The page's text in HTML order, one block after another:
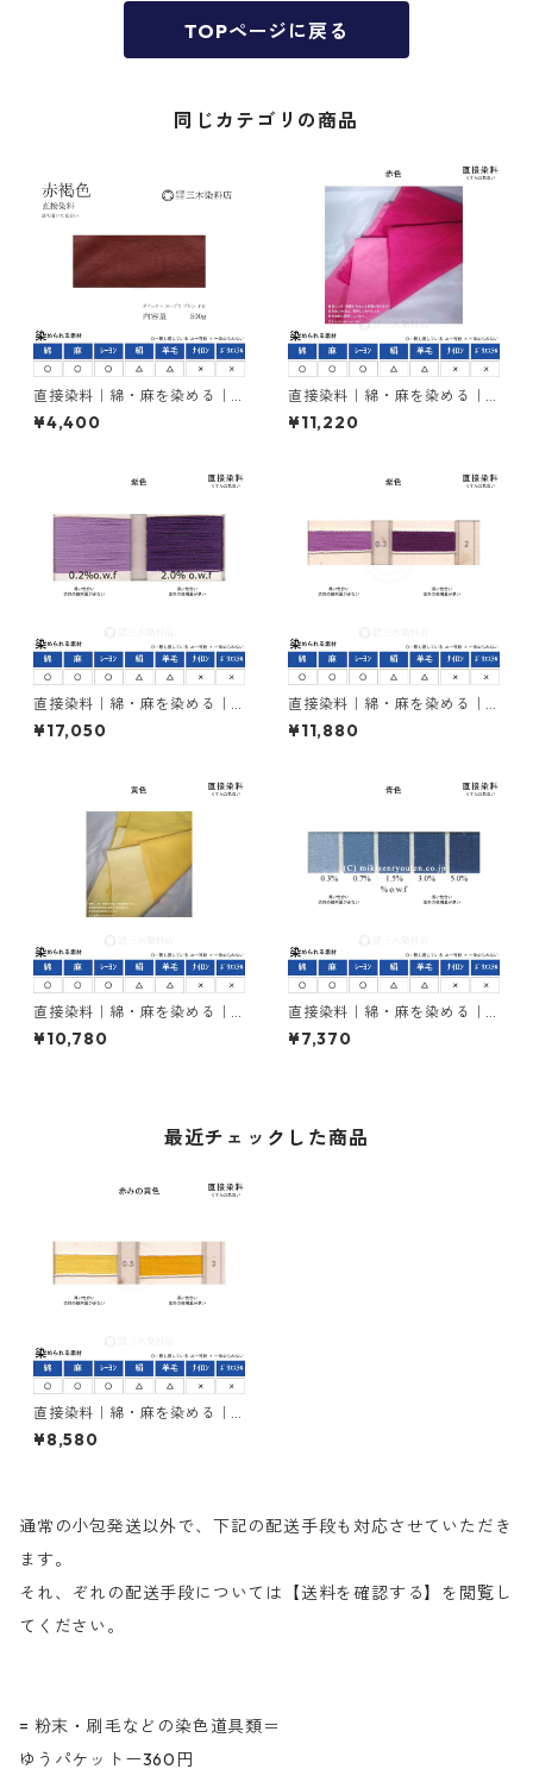
TOPページに戻る
同じカテゴリの商品
直接染料｜綿・麻を染める｜5
00g｜ダイレクトスープラブ
ロンFB（赤褐色）
¥4,400
直接染料｜綿・麻を染める｜5
00g｜シリアスレット4B（青
みの赤色）
¥11,220
直接染料｜綿・麻を染める｜5
00g｜カヤラススープラバイ
オレット5BL（紫色）
¥17,050
直接染料｜綿・麻を染める｜5
00g｜ダイレクトバイオレッ
トBB（紫色）
¥11,880
直接染料｜綿・麻を染める｜5
00g｜ダイレクトファストエ
ローＧ（黄色）
¥10,780
直接染料｜綿・麻を染める｜5
00g｜シリアスファストブル
ーBGL（青色）
¥7,370
最近チェックした商品
直接染料｜綿・麻を染める｜5
00g｜カヤラススープラエロ
ーRL（赤みの黄色）
¥8,580
通常の小包発送以外で、下記の配送手段も対応させていただき
ます。
それ、ぞれの配送手段については【送料を確認する】を閲覧し
てください。
= 粉末・刷毛などの染色道具類＝
ゆうパケットー360円